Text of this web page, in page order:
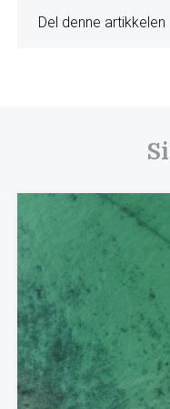
Del denne artikkelen